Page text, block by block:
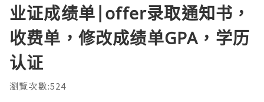
业证成绩单|offer录取通知书，
收费单，修改成绩单GPA，学历
认证
瀏覽次數:524